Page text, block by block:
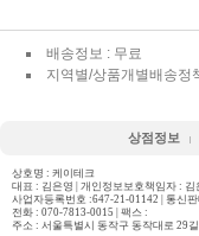
배송정보 : 무료
지역별/상품개별배송정
상점정보
상호명 : 케이테크
대표 : 김은영 | 개인정보보호책임자 : 김
사업자등록번호 :647-21-01142 | 통신
전화 : 070-7813-0015 | 팩스 :
주소 : 서울특별시 동작구 동작대로 29